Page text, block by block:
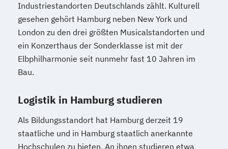
Industriestandorten Deutschlands zählt. Kulturell
gesehen gehört Hamburg neben New York und
London zu den drei größten Musicalstandorten und
ein Konzerthaus der Sonderklasse ist mit der
Elbphilharmonie seit nunmehr fast 10 Jahren im
Bau.
Logistik in Hamburg studieren
Als Bildungsstandort hat Hamburg derzeit 19
staatliche und in Hamburg staatlich anerkannte
Hochschulen zu bieten. An ihnen studieren etwa